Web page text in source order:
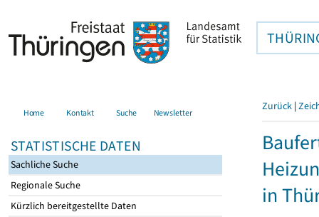
Home Kontakt Suche Newsletter
STATISTISCHE DATEN
Sachliche Suche
Regionale Suche
Kürzlich bereitgestellte Daten
Zurück |
in